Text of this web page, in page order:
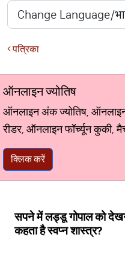
पत्रिका
ऑनलाइन ज्योतिष
ऑनलाइन अंक ज्योतिष,
रीडर, ऑनलाइन फॉर्च्यून कुकी,
क्लिक करें
सपने में लड्डू गोपाल को
कहता है स्वप्न शास्त्र?